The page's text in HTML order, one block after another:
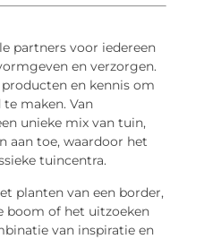
partners voor iedereen
en verzorgen.
en kennis om
maken. Van
unieke mix van tuin,
aan toe, waardoor het
tuincentra.
planten van een border,
boom of het uitzoeken
van inspiratie en